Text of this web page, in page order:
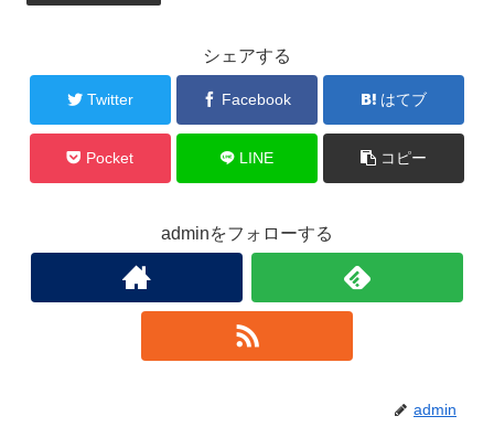
シェアする
Twitter Facebook はてブ
Pocket LINE コピー
adminをフォローする
admin